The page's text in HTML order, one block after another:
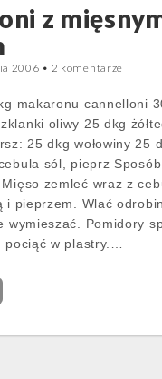
z
2006 • 2 komentarze
makaronu cannelloni
oliwy 25 dkg
25 dkg wołowiny 25
sól, pieprz Sposób
zemleć wraz z
i pieprzem. Wlać
wymieszać. Pomidory
pociąć w plastry.…